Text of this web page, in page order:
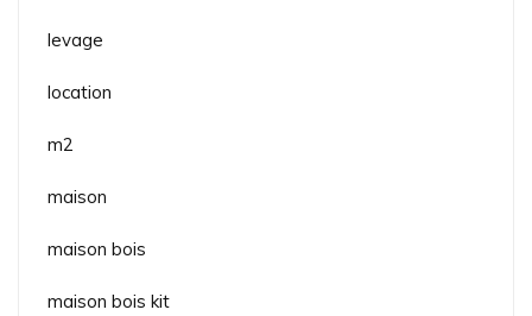
levage
location
m2
maison
maison bois
maison bois kit